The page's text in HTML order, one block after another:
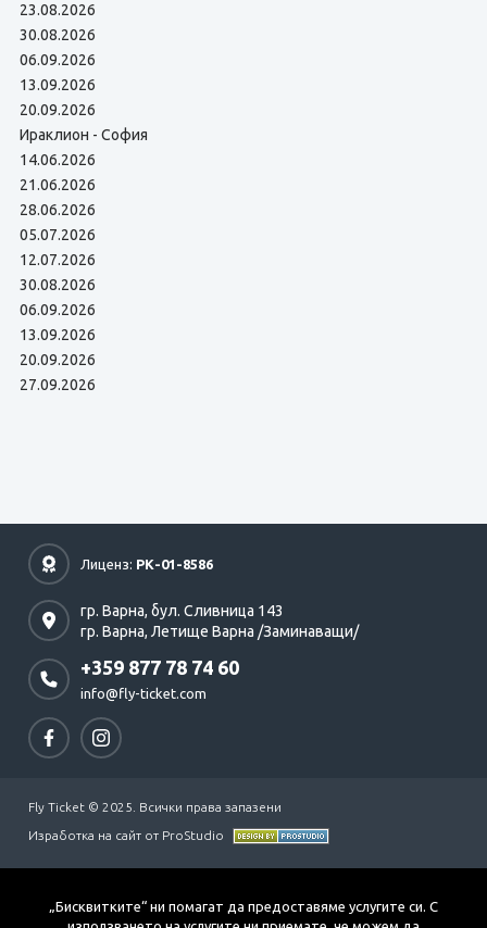
23.08.2026
30.08.2026
06.09.2026
13.09.2026
20.09.2026
Ираклион - София
14.06.2026
21.06.2026
28.06.2026
05.07.2026
12.07.2026
30.08.2026
06.09.2026
13.09.2026
20.09.2026
27.09.2026
Лиценз: РК-01-8586
гр. Варна, бул. Сливница 143
гр. Варна, Летище Варна /Заминаващи/
+359 877 78 74 60
info@fly-ticket.com
Fly Ticket © 2025. Всички права запазени
Изработка на сайт от ProStudio
„Бисквитките“ ни помагат да предоставяме услугите си. С